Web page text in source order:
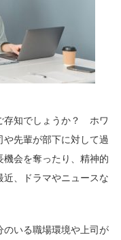
存知でしょうか？ ホワ
先輩が部下に対して過
会を奪ったり、精神的
、ドラマやニュースな
のいる職場環境や上司が